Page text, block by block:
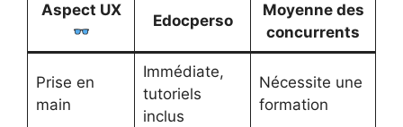
Aspect UX
Edocperso
Moyenne des
concurrents
Prise en
main
Immédiate,
tutoriels
inclus
Nécessite une
formation